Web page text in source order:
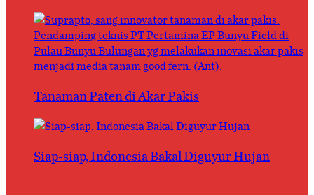
Tanaman Paten di Akar Pakis
Siap-siap, Indonesia Bakal Diguyur Hujan